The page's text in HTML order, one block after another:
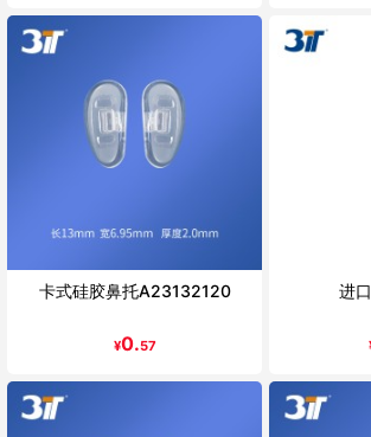
卡式硅胶鼻托A23132120
¥0.57
进